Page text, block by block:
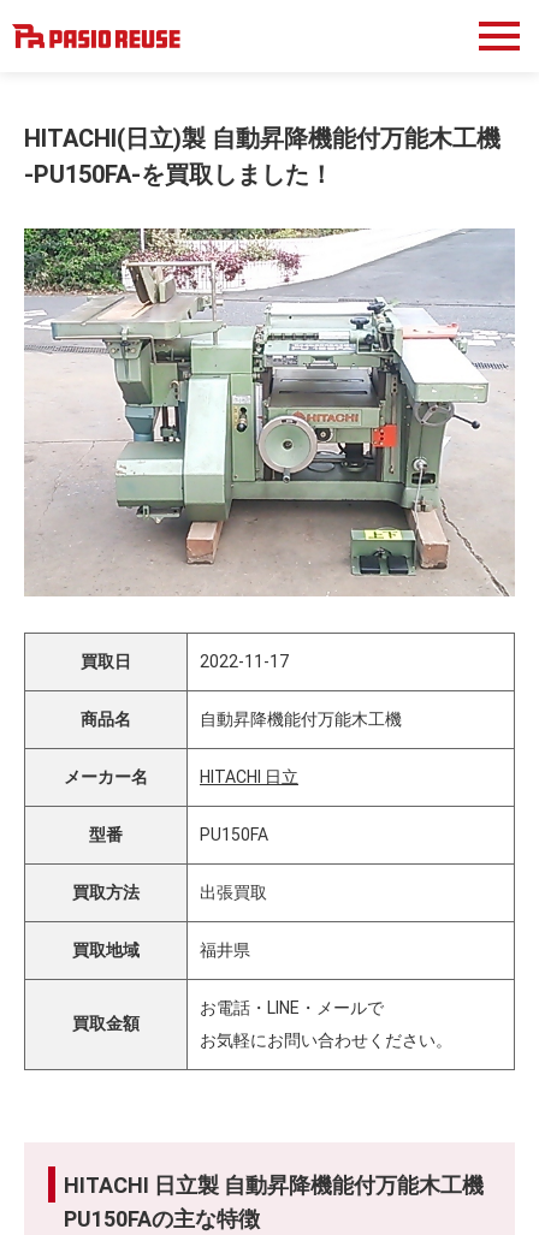
HITACHI(日立)製 自動昇降機能付万能木工機
-PU150FA-を買取しました！
買取日 2022-11-17
商品名 自動昇降機能付万能木工機
メーカー名 HITACHI 日立
型番 PU150FA
買取方法 出張買取
買取地域 福井県
買取金額
お電話・LINE・メールで
お気軽にお問い合わせください。
HITACHI 日立製 自動昇降機能付万能木工機
PU150FAの主な特徴